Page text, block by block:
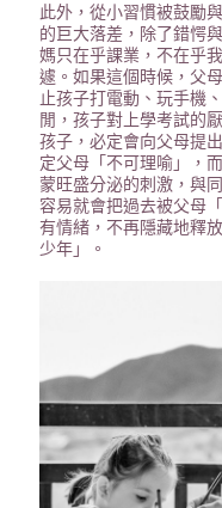
此外，從小習慣被鼓勵
的巨大落差，除了錯愕
媽只在乎課業，不在乎
遽。如果這個時候，父
止孩子打電動、玩手機
閒，孩子對上學考試的
孩子，必定會向父母提
定父母「不可理喻」，
蒙旺盛分泌的刺激，與
容易就會把過去被父母
有情緒，不再隱藏地釋
少年」。